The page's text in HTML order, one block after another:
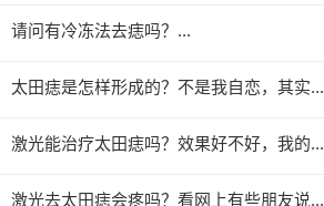
请问有冷冻法去痣吗？...
太田痣是怎样形成的？不是我自恋，其实...
激光能治疗太田痣吗？效果好不好，我的...
激光去太田痣会疼吗？看网上有些朋友说...